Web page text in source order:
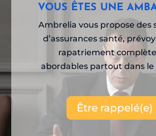
VOUS ÊTES UNE
Ambrelia vous propose des
d’assurances santé,
rapatriement
abordables partout dans le
Être rappelé(e)